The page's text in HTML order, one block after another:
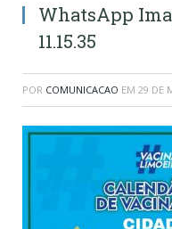
WhatsApp
11.15.35
POR COMUNICACAO EM 29 DE